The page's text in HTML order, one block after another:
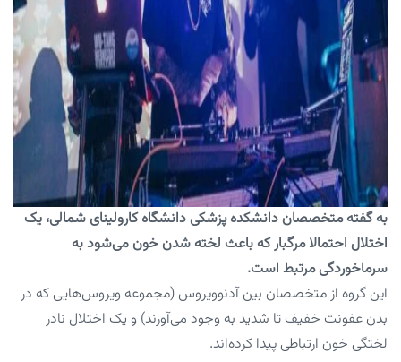
به گفته متخصصان دانشکده پزشکی دانشگاه کارولینای شمالی، یک
اختلال احتمالا مرگبار که باعث لخته شدن خون می‌شود به
سرماخوردگی مرتبط است.
این گروه از متخصصان بین آدنوویروس‌ (مجموعه ویروس‌هایی که در
بدن عفونت خفیف تا شدید به وجود می‌آورند) و یک اختلال نادر
لختگی خون ارتباطی پیدا کرده‌اند.